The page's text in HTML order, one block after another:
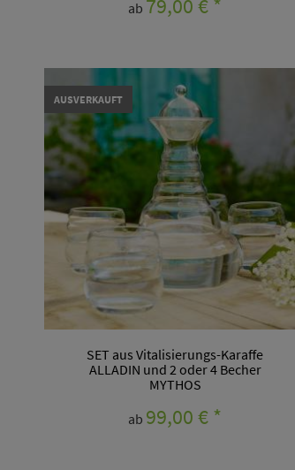
ab
AUSVERKAUFT
SET aus Vitalisierungs-Karaffe
ALLADIN und 2 oder 4 Becher
MYTHOS
ab 99,00 €*